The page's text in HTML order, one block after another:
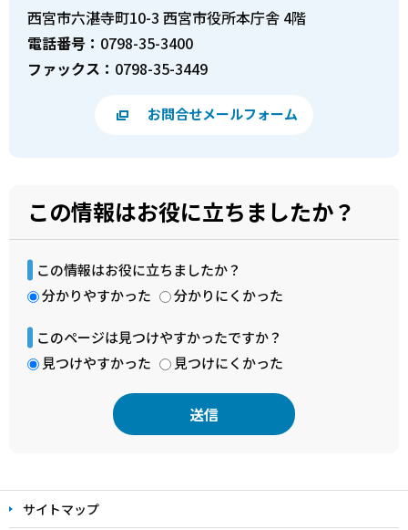
西宮市六湛寺町10-3 西宮市役所本庁舎 4階
電話番号： 0798-35-3400
ファックス： 0798-35-3449
お問合せメールフォーム
この情報はお役に立ちましたか？
この情報はお役に立ちましたか？
分かりやすかった
分かりにくかった
このページは見つけやすかったですか？
見つけやすかった
見つけにくかった
文
こ サイトマップ